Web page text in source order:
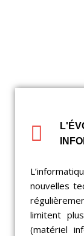
nouvelles
limitent
(matériel